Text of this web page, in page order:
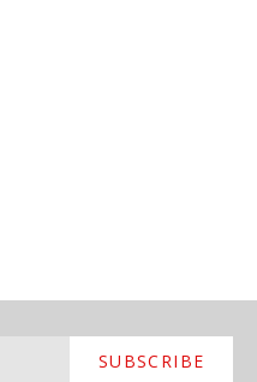
SUBSCRIBE